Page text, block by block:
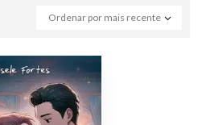
Ordenar por mais recente